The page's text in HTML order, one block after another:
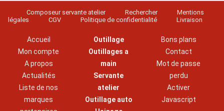
Composeur servante atelier Rechercher
Mentions
légales
CGV Politique de confidentialité Livraison
Accueil
Mon compte
A propos
Actualités
Liste de nos
marques
Outillage
Outillages a
main
Servante
atelier
Outillage auto
Bons plans
Contact
Mot de passe
perdu
Activer
Javascript